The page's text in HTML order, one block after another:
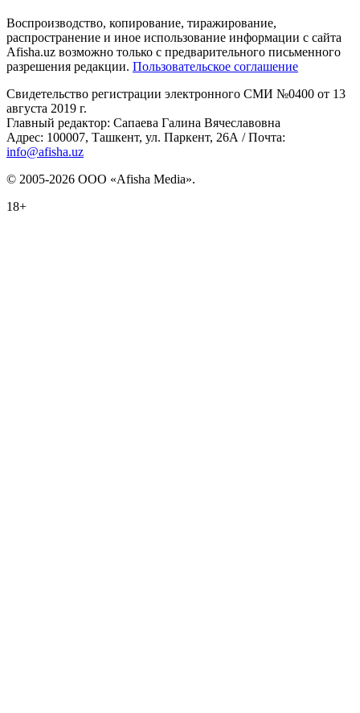
Воспроизводство, копирование, тиражирование,
распространение и иное использование информации с сайта
Afisha.uz возможно только с предварительного письменного
разрешения редакции. Пользовательское соглашение
Свидетельство регистрации электронного СМИ №0400 от 13
августа 2019 г.
Главный редактор: Сапаева Галина Вячеславовна
Адрес: 100007, Ташкент, ул. Паркент, 26А / Почта:
info@afisha.uz
© 2005-2026 ООО «Afisha Media».
18+